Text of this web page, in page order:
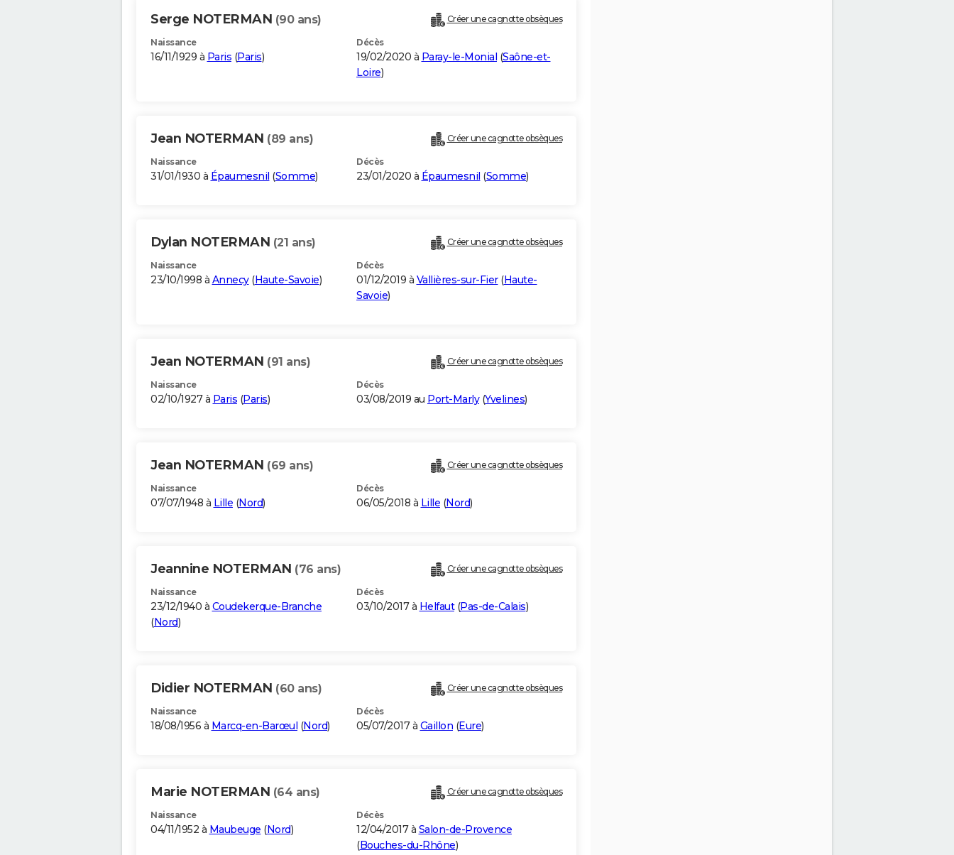
Serge NOTERMAN (90 ans) Créer une cagnotte obsèques
Naissance
16/11/1929 à Paris (Paris)
Décès
19/02/2020 à Paray-le-Monial (Saône-et-
Loire)
Jean NOTERMAN (89 ans) Créer une cagnotte obsèques
Naissance
31/01/1930 à Épaumesnil (Somme)
Décès
23/01/2020 à Épaumesnil (Somme)
Dylan NOTERMAN (21 ans) Créer une cagnotte obsèques
Naissance
23/10/1998 à Annecy(Haute-Savoie)
Décès
01/12/2019 à Vallières-sur-Fier(Haute-
Savoie)
Jean NOTERMAN (91 ans) Créer une cagnotte obsèques
Naissance
02/10/1927 à Paris (Paris)
Décès
03/08/2019 au Port-Marly(Yvelines)
Jean NOTERMAN (69 ans) Créer une cagnotte obsèques
Naissance
07/07/1948 à Lille (Nord)
Décès
06/05/2018 à Lille (Nord)
Jeannine NOTERMAN (76 ans) Créer une cagnotte obsèques
Naissance
23/12/1940 à Coudekerque-Branche
(Nord)
Décès
03/10/2017 à Helfaut(Pas-de-Calais)
Didier NOTERMAN (60 ans) Créer une cagnotte obsèques
Naissance
18/08/1956 à Marcq-en-Barœul (Nord)
Décès
05/07/2017 à Gaillon (Eure)
Marie NOTERMAN (64 ans) Créer une cagnotte obsèques
Naissance
04/11/1952 à Maubeuge (Nord)
Décès
12/04/2017 à Salon-de-Provence
(Bouches-du-Rhône)